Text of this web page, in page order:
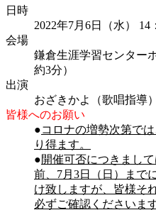
日時
2022年7月6日（水） 14
会場
鎌倉生涯学習センター
約3分）
出演
おざきかよ（歌唱指導
皆様へのお願い
●コロナの増勢次第で
り得ます。
●開催可否につきまし
前、7月3日（日）まで
け致しますが、皆様そ
必ずご確認くださいま